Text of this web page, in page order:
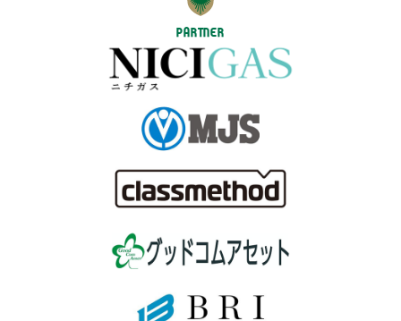
PARTNER